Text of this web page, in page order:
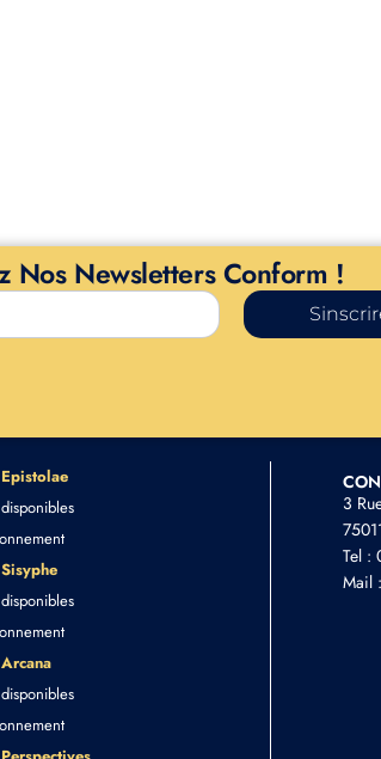
Nos Newsletters Conform !
Epistolae
Sisyphe
Arcana
3
Tel :
Mail